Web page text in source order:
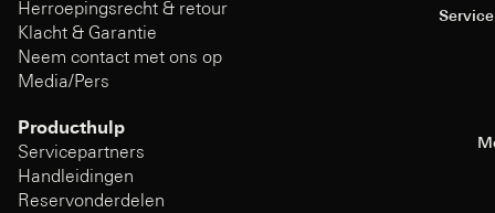
Herroepingsrecht & retour
Klacht & Garantie
Neem contact met ons op
Media/Pers
Producthulp
Servicepartners
Handleidingen
Reservonderdelen